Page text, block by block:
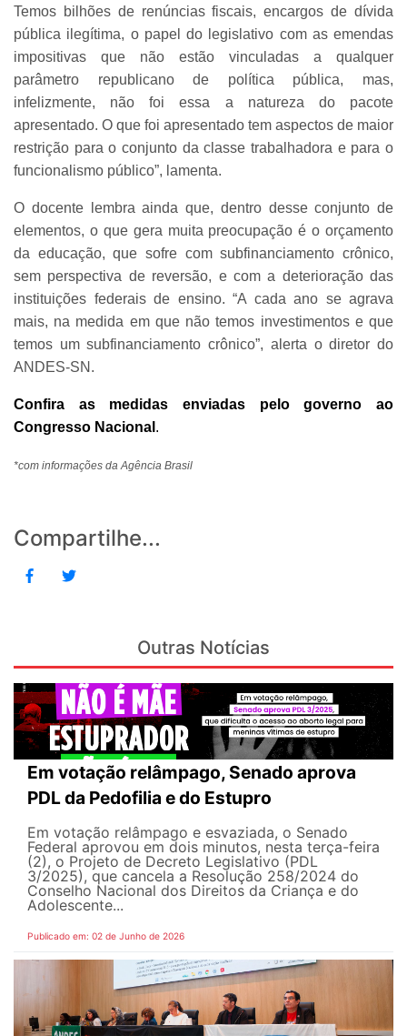
Temos bilhões de renúncias fiscais, encargos de dívida
pública ilegítima, o papel do legislativo com as emendas
impositivas que não estão vinculadas a qualquer
parâmetro republicano de política pública, mas,
infelizmente, não foi essa a natureza do pacote
apresentado. O que foi apresentado tem aspectos de maior
restrição para o conjunto da classe trabalhadora e para o
funcionalismo público”, lamenta.
O docente lembra ainda que, dentro desse conjunto de
elementos, o que gera muita preocupação é o orçamento
da educação, que sofre com subfinanciamento crônico,
sem perspectiva de reversão, e com a deterioração das
instituições federais de ensino. “A cada ano se agrava
mais, na medida em que não temos investimentos e que
temos um subfinanciamento crônico”, alerta o diretor do
ANDES-SN.
Confira as medidas enviadas pelo governo ao
Congresso Nacional .
*com informações da Agência Brasil
Compartilhe...
Outras Notícias
Em votação relâmpago, Senado aprova
PDL da Pedofilia e do Estupro
Em votação relâmpago e esvaziada, o Senado
Federal aprovou em dois minutos, nesta terça-feira
(2), o Projeto de Decreto Legislativo (PDL
3/2025), que cancela a Resolução 258/2024 do
Conselho Nacional dos Direitos da Criança e do
Adolescente...
Publicado em: 02 de Junho de 2026